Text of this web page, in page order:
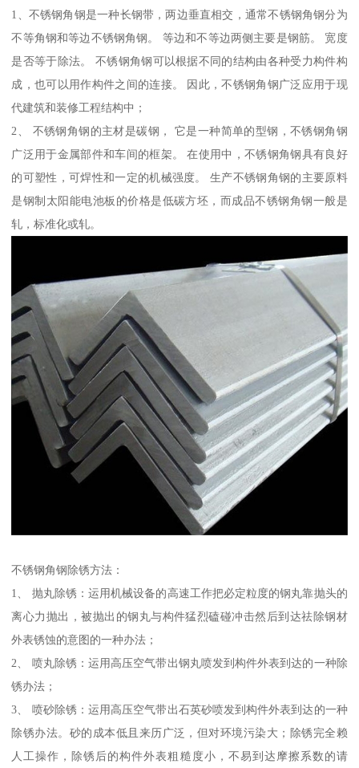
1、不锈钢角钢是一种长钢带，两边垂直相交，通常不锈钢角钢分为
不等角钢和等边不锈钢角钢。 等边和不等边两侧主要是钢筋。 宽度
是否等于除法。 不锈钢角钢可以根据不同的结构由各种受力构件构
成，也可以用作构件之间的连接。 因此，不锈钢角钢广泛应用于现
代建筑和装修工程结构中；
2、 不锈钢角钢的主材是碳钢， 它是一种简单的型钢，不锈钢角钢
广泛用于金属部件和车间的框架。 在使用中，不锈钢角钢具有良好
的可塑性，可焊性和一定的机械强度。 生产不锈钢角钢的主要原料
是钢制太阳能电池板的价格是低碳方坯，而成品不锈钢角钢一般是
轧，标准化或轧。
不锈钢角钢除锈方法：
1、 抛丸除锈：运用机械设备的高速工作把必定粒度的钢丸靠抛头的
离心力抛出，被抛出的钢丸与构件猛烈磕碰冲击然后到达祛除钢材
外表锈蚀的意图的一种办法；
2、 喷丸除锈：运用高压空气带出钢丸喷发到构件外表到达的一种除
锈办法；
3、 喷砂除锈：运用高压空气带出石英砂喷发到构件外表到达的一种
除锈办法。砂的成本低且来历广泛，但对环境污染大；除锈完全赖
人工操作，除锈后的构件外表粗糙度小，不易到达摩擦系数的请